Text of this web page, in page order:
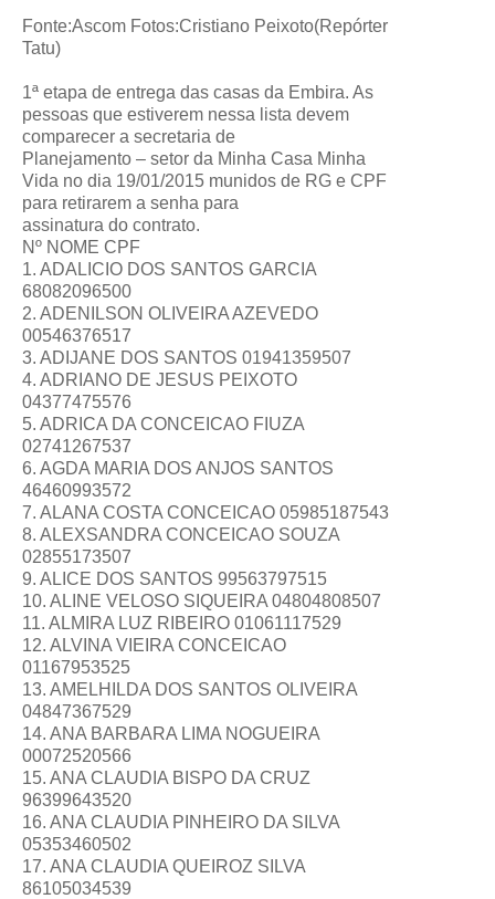
Fonte:Ascom Fotos:Cristiano Peixoto(Repórter
Tatu)
1ª etapa de entrega das casas da Embira. As
pessoas que estiverem nessa lista devem
comparecer a secretaria de
Planejamento – setor da Minha Casa Minha
Vida no dia 19/01/2015 munidos de RG e CPF
para retirarem a senha para
assinatura do contrato.
Nº NOME CPF
1. ADALICIO DOS SANTOS GARCIA
68082096500
2. ADENILSON OLIVEIRA AZEVEDO
00546376517
3. ADIJANE DOS SANTOS 01941359507
4. ADRIANO DE JESUS PEIXOTO
04377475576
5. ADRICA DA CONCEICAO FIUZA
02741267537
6. AGDA MARIA DOS ANJOS SANTOS
46460993572
7. ALANA COSTA CONCEICAO 05985187543
8. ALEXSANDRA CONCEICAO SOUZA
02855173507
9. ALICE DOS SANTOS 99563797515
10. ALINE VELOSO SIQUEIRA 04804808507
11. ALMIRA LUZ RIBEIRO 01061117529
12. ALVINA VIEIRA CONCEICAO
01167953525
13. AMELHILDA DOS SANTOS OLIVEIRA
04847367529
14. ANA BARBARA LIMA NOGUEIRA
00072520566
15. ANA CLAUDIA BISPO DA CRUZ
96399643520
16. ANA CLAUDIA PINHEIRO DA SILVA
05353460502
17. ANA CLAUDIA QUEIROZ SILVA
86105034539